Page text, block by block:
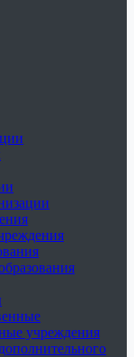
учреждения